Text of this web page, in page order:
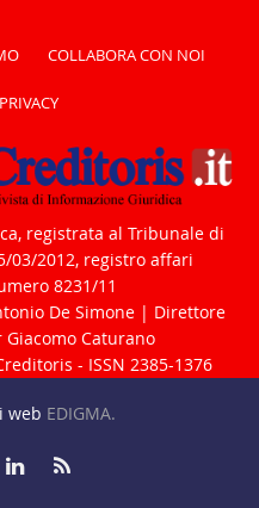
COLLABORA CON NOI
PRIVACY
registrata al Tribunale di
03/2012, registro affari
8231/11
De Simone | Direttore
Giacomo Caturano
- ISSN 2385-1376
web EDIGMA.